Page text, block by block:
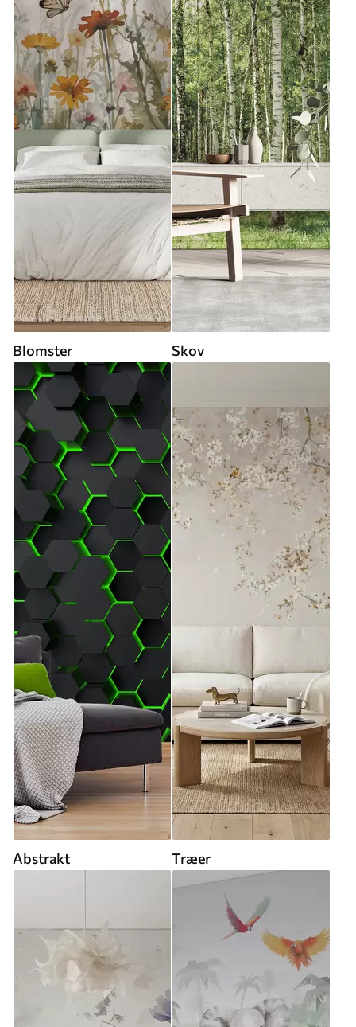
Blomster Skov
Abstrakt Træer